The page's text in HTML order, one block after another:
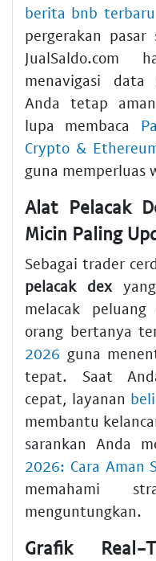
berita bnb
pergerakan
JualSaldo.com
menavigasi
Anda tetap
lupa membaca
Crypto &
guna memperluas
Alat Pelacak
Micin Paling
Sebagai trader
pelacak dex
melacak
orang bertanya
2026 guna
tepat. Saat
cepat, layanan
membantu
sarankan Anda
2026: Cara Aman
memahami
menguntungkan.
Grafik